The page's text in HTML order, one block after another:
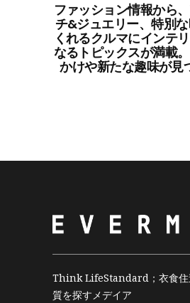
ファッション情報から
チ&ジュエリー、特別
くれるクルマにインテ
なるトピックスが満載
かけや新たな趣味が見
Think LifeStandard；衣食住
質を探すメデイア